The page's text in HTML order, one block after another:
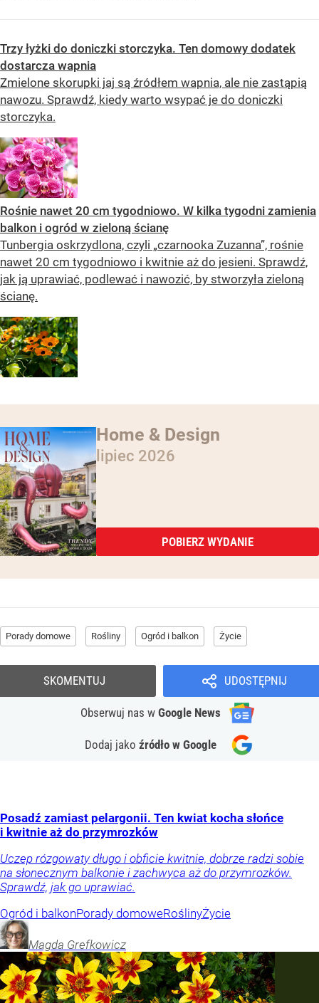
Trzy łyżki do doniczki storczyka. Ten domowy dodatek
dostarcza wapnia
Zmielone skorupki jaj są źródłem wapnia, ale nie zastąpią
nawozu. Sprawdź, kiedy warto wsypać je do doniczki
storczyka.
Rośnie nawet 20 cm tygodniowo. W kilka tygodni zamienia
balkon i ogród w zieloną ścianę
Tunbergia oskrzydlona, czyli „czarnooka Zuzanna”, rośnie
nawet 20 cm tygodniowo i kwitnie aż do jesieni. Sprawdź,
jak ją uprawiać, podlewać i nawozić, by stworzyła zieloną
ścianę.
Home & Design
lipiec 2026
POBIERZ WYDANIE
Porady domowe Rośliny Ogród i balkon Życie
UDOSTĘPNIJ
Obserwuj nas w Google News
Dodaj jako źródło w Google
SKOMENTUJ
Posadź zamiast pelargonii. Ten kwiat kocha słońce
i kwitnie aż do przymrozków
Uczep rózgowaty długo i obficie kwitnie, dobrze radzi sobie
na słonecznym balkonie i zachwyca aż do przymrozków.
Sprawdź, jak go uprawiać.
Ogród i balkonPorady domoweRoślinyŻycie
Magda Grefkowicz